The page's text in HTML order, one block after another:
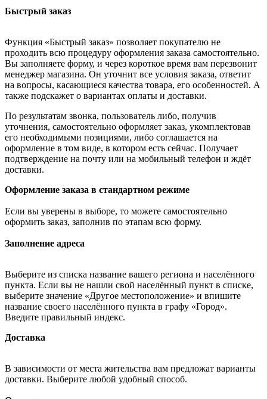
Быстрый заказ
Функция «Быстрый заказ» позволяет покупателю не
проходить всю процедуру оформления заказа самостоятельно.
Вы заполняете форму, и через короткое время вам перезвонит
менеджер магазина. Он уточнит все условия заказа, ответит
на вопросы, касающиеся качества товара, его особенностей. А
также подскажет о вариантах оплаты и доставки.
По результатам звонка, пользователь либо, получив
уточнения, самостоятельно оформляет заказ, укомплектовав
его необходимыми позициями, либо соглашается на
оформление в том виде, в котором есть сейчас. Получает
подтверждение на почту или на мобильный телефон и ждёт
доставки.
Оформление заказа в стандартном режиме
Если вы уверены в выборе, то можете самостоятельно
оформить заказ, заполнив по этапам всю форму.
Заполнение адреса
Выберите из списка название вашего региона и населённого
пункта. Если вы не нашли свой населённый пункт в списке,
выберите значение «Другое местоположение» и впишите
название своего населённого пункта в графу «Город».
Введите правильный индекс.
Доставка
В зависимости от места жительства вам предложат варианты
доставки. Выберите любой удобный способ.